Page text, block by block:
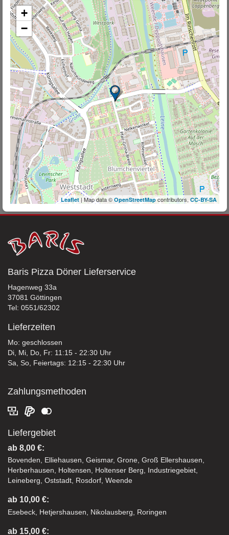
+
−
Leaflet| Map data © OpenStreetMapcontributors, CC-BY-SA
Baris Pizza Döner Lieferservice
Hagenweg 33a
37081 Göttingen
Tel: 0551/62302
Lieferzeiten
Mo: geschlossen
Di, Mi, Do, Fr: 11:15 - 22:30 Uhr
Sa, So, Feiertags: 12:15 - 22:30 Uhr
Zahlungsmethoden
Liefergebiet
ab 8,00 €:
Bovenden, Elliehausen, Geismar, Grone, Groß Ellershausen,
Herberhausen, Holtensen, Holtenser Berg, Industriegebiet,
Leineberg, Oststadt, Rosdorf, Weende
ab 10,00 €:
Esebeck, Hetjershausen, Nikolausberg, Roringen
ab 15,00 €: